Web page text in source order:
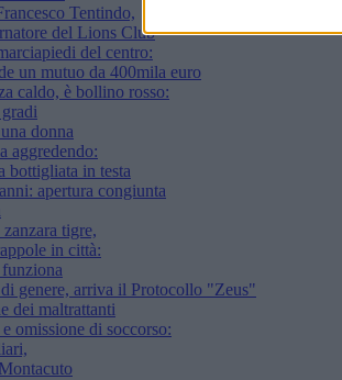
Tentindo,
del Lions Club
del centro:
un mutuo da 400mila euro
caldo, è bollino rosso:
donna
aggredendo:
bottigliata in testa
apertura congiunta
tigre,
in città:
genere, arriva il Protocollo "Zeus"
dei maltrattanti
omissione di soccorso: